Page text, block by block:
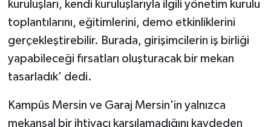
kuruluşları, kendi kuruluşlarıyla ilgili yönetim kurulu
toplantılarını, eğitimlerini, demo etkinliklerini
gerçekleştirebilir. Burada, girişimcilerin iş birliği
yapabileceği fırsatları oluşturacak bir mekan
tasarladık' dedi.
Kampüs Mersin ve Garaj Mersin'in yalnızca
mekansal bir ihtiyacı karşılamadığını kaydeden